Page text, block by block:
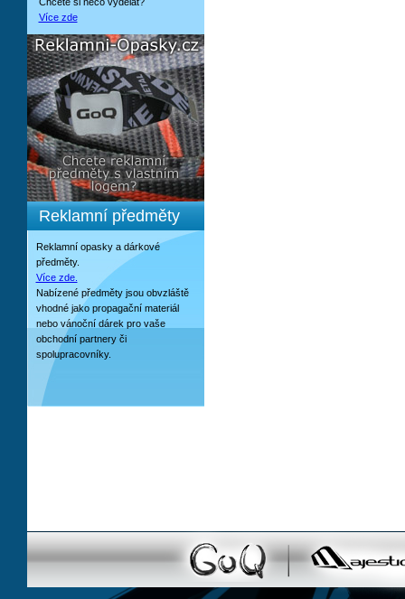
Více zde
Reklamní předměty
Reklamní opasky a dárkové
předměty.
Více zde.
Nabízené předměty jsou obvzláště
vhodné jako propagační materiál
nebo vánoční dárek pro vaše
obchodní partnery či
spolupracovníky.